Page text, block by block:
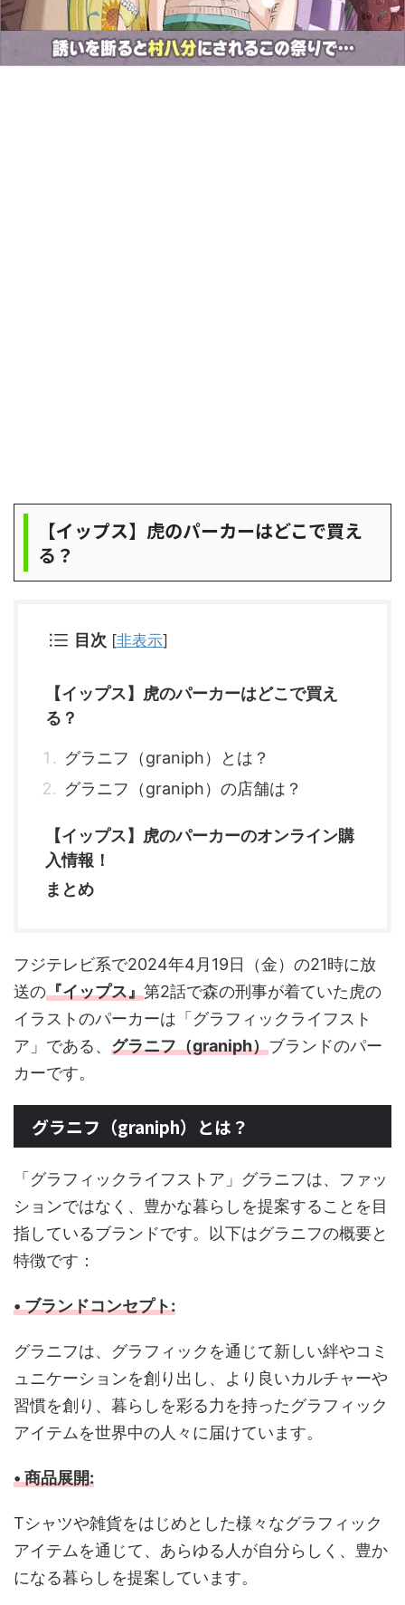
【イップス】虎のパーカーはどこで買え
る？
目次 [非表示]
【イップス】虎のパーカーはどこで買え
る？
グラニフ（graniph）とは？
グラニフ（graniph）の店舗は？
【イップス】虎のパーカーのオンライン購
入情報！
まとめ
フジテレビ系で2024年4月19日（金）の21時に放
送の『イップス』第2話で森の刑事が着ていた虎の
イラストのパーカーは「グラフィックライフスト
ア」である、 グラニフ（graniph）ブランドのパー
カーです。
グラニフ（graniph）とは？
「グラフィックライフストア」グラニフは、ファッ
ションではなく、豊かな暮らしを提案することを目
指しているブランドです。以下はグラニフの概要と
特徴です：
• ブランドコンセプト:
グラニフは、グラフィックを通じて新しい絆やコミ
ュニケーションを創り出し、より良いカルチャーや
習慣を創り、暮らしを彩る力を持ったグラフィック
アイテムを世界中の人々に届けています。
• 商品展開:
Tシャツや雑貨をはじめとした様々なグラフィック
アイテムを通じて、あらゆる人が自分らしく、豊か
になる暮らしを提案しています。